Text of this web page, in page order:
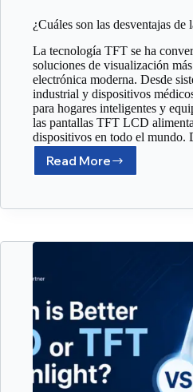
¿Cuáles son las desventajas de
La tecnología TFT se ha
soluciones de visualización
electrónica moderna. Desde
industrial y dispositivos
para hogares inteligentes y
las pantallas TFT LCD
dispositivos en todo el mundo.
Read More